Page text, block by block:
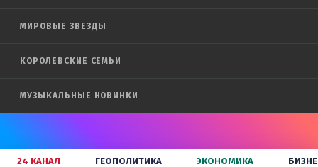
МИРОВЫЕ ЗВЕЗДЫ
КОРОЛЕВСКИЕ СЕМЬИ
МУЗЫКАЛЬНЫЕ НОВИНКИ
24 КАНАЛ ГЕОПОЛИТИКА ЭКОНОМИКА